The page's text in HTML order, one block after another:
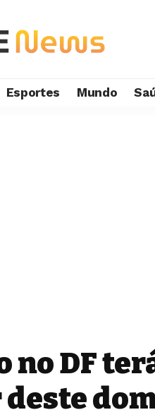
Esportes Mundo
no DF